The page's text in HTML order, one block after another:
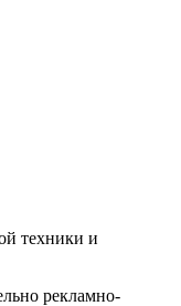
техники и
рекламно-